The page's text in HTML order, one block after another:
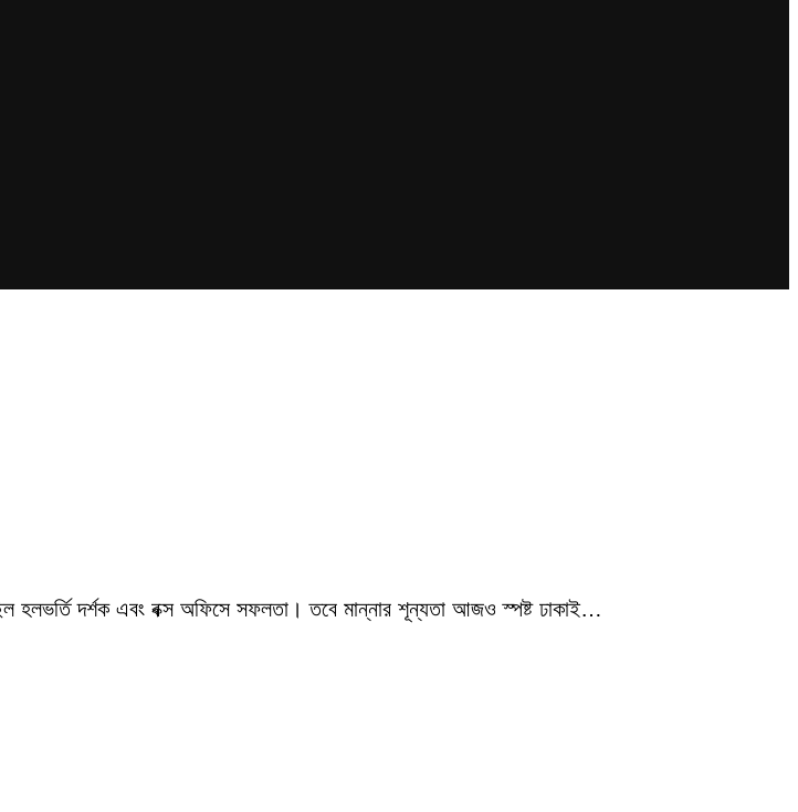
হলভর্তি দর্শক এবং বক্স অফিসে সফলতা। তবে মান্নার শূন্যতা আজও স্পষ্ট ঢাকাই…